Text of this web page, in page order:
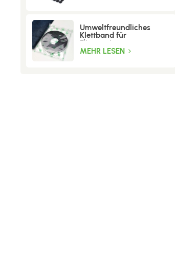
Umweltfreundliches
Klettband für
Fliegengitter
MEHR LESEN